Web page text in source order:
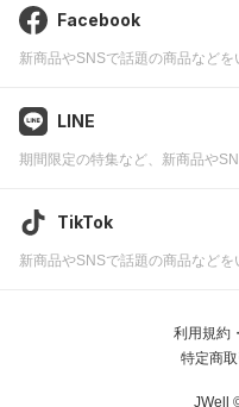
Facebook
新商品やSNSで話題の商品などを
LINE
期間限定の特集など、新商品や
TikTok
新商品やSNSで話題の商品などを
利用規約
特定商
JWell